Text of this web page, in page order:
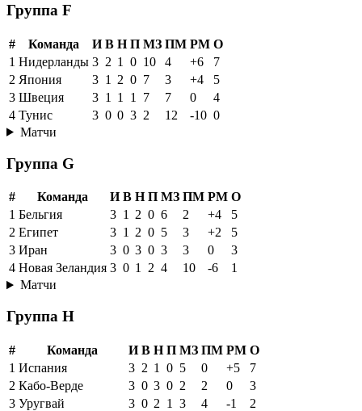
Группа F
# Команда И В Н П МЗ ПМ РМ О
1 Нидерланды 3 2 1 0 10 4 +6
7
2 Япония 3 1 2 0 7 3 +4
5
3 Швеция 3 1 1 1 7 7 0
4
4 Тунис 3 0 0 3 2 12 -10 0
Матчи
Группа G
# Команда И В Н П МЗ ПМ РМ О
1 Бельгия 3 1 2 0 6 2 +4
5
2 Египет 3 1 2 0 5 3 +2
5
3 Иран 3 0 3 0 3 3 0
3
4 Новая Зеландия 3 0 1 2 4 10 -6
1
Матчи
Группа H
# Команда И В Н П МЗ ПМ РМ О
1 Испания 3 2 1 0 5 0 +5
7
2 Кабо-Верде 3 0 3 0 2 2 0
3
3 Уругвай 3 0 2 1 3 4 -1
2